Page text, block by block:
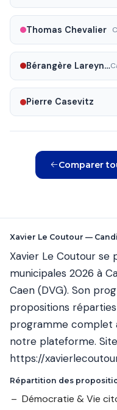
Thomas Chevalier
Bérangère Lareynie
Pierre Casevitz
Comparer
Xavier Le Coutour —
Xavier Le Coutour se
municipales 2026 à
Caen (DVG). Son
propositions
programme complet
notre plateforme.
https://
Répartition des
Démocratie & Vie